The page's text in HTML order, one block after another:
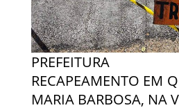
RECAPEAMENTO EM
MARIA BARBOSA, NA